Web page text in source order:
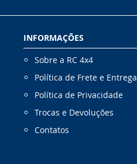
INFORMAÇÕES
Sobre a RC 4x4
Política de Frete e Entrega
Política de Privacidade
Trocas e Devoluções
Contatos